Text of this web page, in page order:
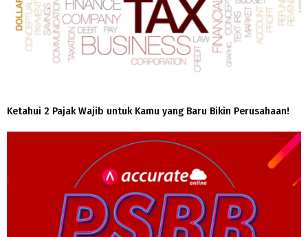
Ketahui 2 Pajak Wajib untuk Kamu yang Baru Bikin Perusahaan!